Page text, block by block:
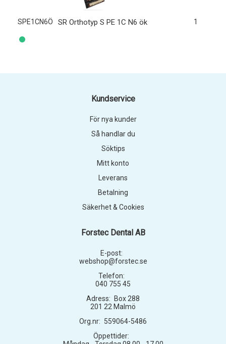
SPE1CN6Ö SR Orthotyp S PE 1C N6 ök 1
Forstec Dental AB
E-post:
webshop@forstec.se
Telefon:
040 755 45
Adress:
Box 288
201 22 Malmö
Org.nr: 559064-5486
Öppettider:
Kundservice
För nya kunder
Så handlar du
Söktips
Mitt konto
Leverans
Betalning
Säkerhet & Cookies